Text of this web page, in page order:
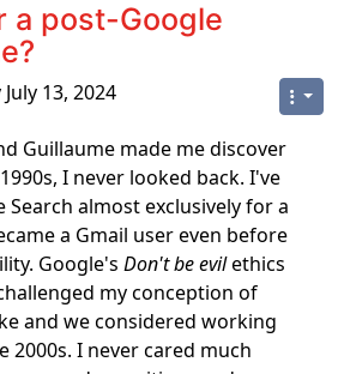
a post-Google
13, 2024
Guillaume made me discover
I never looked back. I've
Search almost exclusively for a
a Gmail user even before
Google's Don't be evilethics
my conception of
and we considered working
2000s. I never cared much